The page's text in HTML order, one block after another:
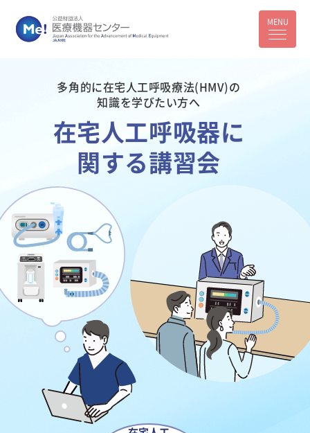
多角的に在宅人工呼吸療法(HMV)の
知識を学びたい方へ
在宅人工呼吸器に
関する講習会